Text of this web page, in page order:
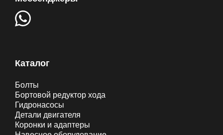
Каталог
Болты
Бортовой редуктор хода
Гидронасосы
Детали двигателя
Коронки и адаптеры